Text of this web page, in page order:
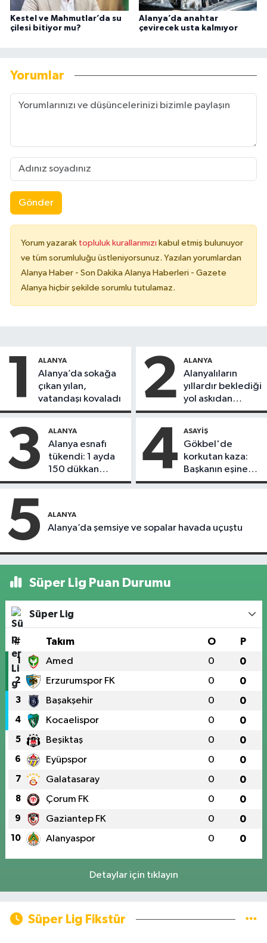
Kestel ve Mahmutlar’da su
çilesi bitiyor mu?
Alanya’da anahtar
çevirecek usta kalmıyor
Yorumlar
Gönder
Yorum yazarak topluluk kurallarımızı kabul etmiş bulunuyor
ve tüm sorumluluğu üstleniyorsunuz. Yazılan yorumlardan
Alanya Haber - Son Dakika Alanya Haberleri - Gazete
Alanya hiçbir şekilde sorumlu tutulamaz.
1 ALANYA
Alanya’da sokağa
çıkan yılan,
vatandaşı kovaladı
2 ALANYA
Alanyalıların
yıllardır beklediği
yol askıdan
döndü
3 ALANYA
Alanya esnafı
tükendi: 1 ayda
150 dükkan
kapandı
4 ASAYIŞ
Gökbel'de
korkutan kaza:
Başkanın eşine
motosiklet çarptı
5 ALANYA
Alanya’da şemsiye ve sopalar havada uçuştu
Süper Lig Puan Durumu
Süper Lig
# Takım O P
1 Amed 0 0
2 Erzurumspor FK 0 0
3 Başakşehir 0 0
4 Kocaelispor 0 0
5 Beşiktaş 0 0
6 Eyüpspor 0 0
7 Galatasaray 0 0
8 Çorum FK 0 0
9 Gaziantep FK 0 0
10 Alanyaspor 0 0
Detaylar için tıklayın
Süper Lig Fikstür